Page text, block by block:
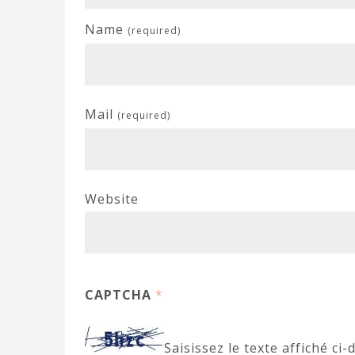
Name (required)
Mail (required)
Website
CAPTCHA *
Saisissez le texte affiché ci-